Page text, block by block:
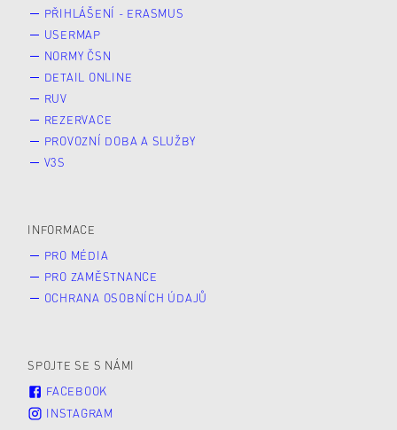
PŘIHLÁŠENÍ - ERASMUS
USERMAP
NORMY ČSN
DETAIL ONLINE
RUV
REZERVACE
PROVOZNÍ DOBA A SLUŽBY
V3S
INFORMACE
PRO MÉDIA
PRO ZAMĚSTNANCE
OCHRANA OSOBNÍCH ÚDAJŮ
SPOJTE SE S NÁMI
FACEBOOK
INSTAGRAM